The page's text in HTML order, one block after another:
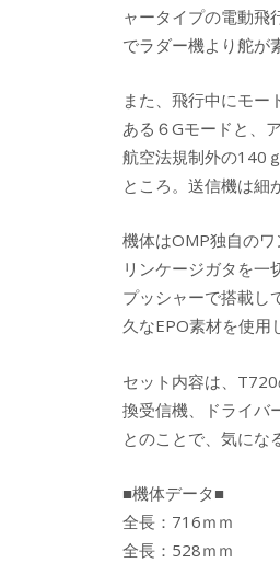
ャータイプの電動飛
でラダー機より舵が
また、飛行中にモー
ある６Gモードと、
航空法規制外の140
ところ。送信機は細
機体はOMP独自の
リンケージガタを一
プッシャーで搭載し
久なEPO素材を使用
セット内容は、
換受信機、ドライバ
とのことで、気にな
■機体データ■
全長：716ｍｍ
全長：528ｍｍ